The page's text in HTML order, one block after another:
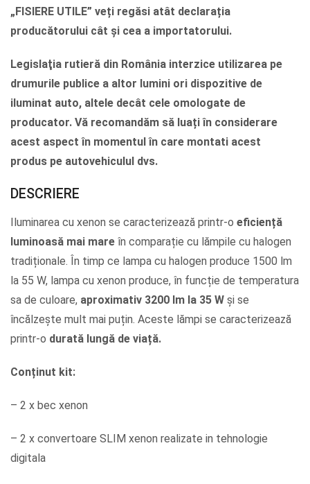
„FISIERE UTILE” veți regăsi atât declarația
producătorului cât și cea a importatorului.
Legislaţia rutieră din România interzice utilizarea pe
drumurile publice a altor lumini ori dispozitive de
iluminat auto, altele decât cele omologate de
producator. Vă recomandăm să luați în considerare
acest aspect în momentul în care montati acest
produs pe autovehiculul dvs.
DESCRIERE
Iluminarea cu xenon se caracterizează printr-o eficiență
luminoasă mai mare în comparație cu lămpile cu halogen
tradiționale. În timp ce lampa cu halogen produce 1500 lm
la 55 W, lampa cu xenon produce, în funcție de temperatura
sa de culoare, aproximativ 3200 lm la 35 W și se
încălzește mult mai puțin. Aceste lămpi se caracterizează
printr-o durată lungă de viață.
Conținut kit:
– 2 x bec xenon
– 2 x convertoare SLIM xenon realizate in tehnologie
digitala